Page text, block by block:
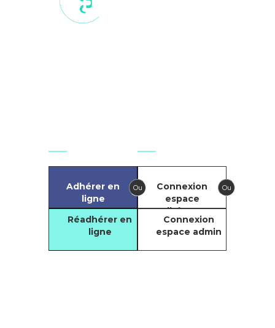
Adhérer en
ligne
Ou
Réadhérer en
ligne
Connexion
espace
adhérents
Ou
Connexion
espace admin